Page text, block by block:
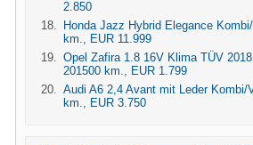
2.850
Honda Jazz Hybrid Elegance
km., EUR 11.999
Opel Zafira 1.8 16V Klima TÜV
201500 km., EUR 1.799
Audi A6 2,4 Avant mit Leder Kombi/
km., EUR 3.750